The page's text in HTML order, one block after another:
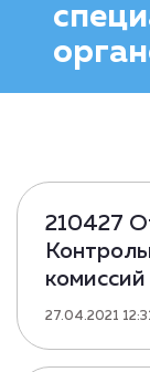
210427
27.04.2021